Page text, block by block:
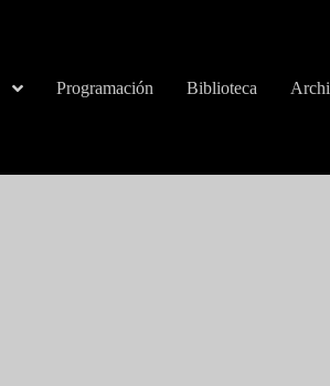
Programación Biblioteca